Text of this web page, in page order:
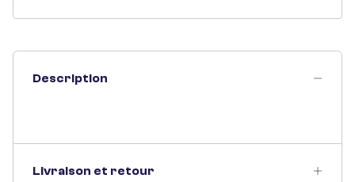
Description
Livraison et retour